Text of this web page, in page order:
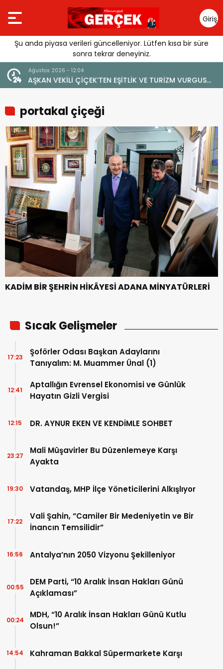
Giriş
Yap
Şu anda piyasa verileri güncelleniyor. Lütfen kısa bir süre
sonra tekrar deneyiniz.
VURGUSU:
4 Ağustos 2026 - 19:47
YENİ BİR DİN: SOSYAL MEDYA
portakal çiçeği
KADİM BİR ŞEHRİN HİKÂYESİ ADANA MİNYATÜRLERİ
Sıcak Gelişmeler
Şoförler Odası Başkan Adaylarını
Tanıyalım: M. Muammer Ünal (1)
17:23
Aptallığın Evrensel Ekonomisi ve Günlük
Hayatın Gizli Vergisi
12:41
DR. AYNUR EKEN VE KENDİMLE SOHBET
12:15
Mali Müşavirler Bu Düzenlemeye Karşı
Ayakta
23:27
Vatandaş, MHP İlçe Yöneticilerini Alkışlıyor
19:30
Vali Şahin, “Camiler Bir Medeniyetin ve Bir
İnancın Temsilidir”
17:22
Antalya’nın 2050 Vizyonu Şekilleniyor
16:56
DEM Parti, “10 Aralık İnsan Hakları Günü
Açıklaması”
00:55
MDH, “10 Aralık İnsan Hakları Günü Kutlu
Olsun!”
00:24
Kahraman Bakkal Süpermarkete Karşı
14:54